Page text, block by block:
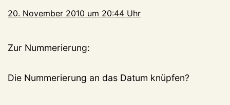
20. November 2010 um 20:44 Uhr
Zur Nummerierung:
Die Nummerierung an das Datum knüpfen?